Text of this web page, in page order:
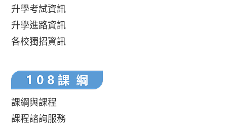
升學考試資訊
升學進路資訊
各校獨招資訊
課綱與課程
課程諮詢服務